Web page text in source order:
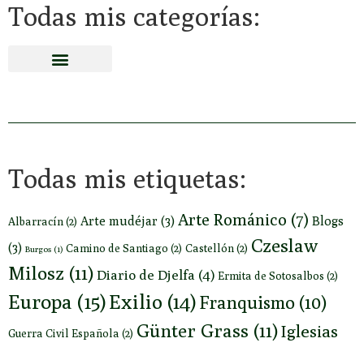
Todas mis categorías:
Todas mis etiquetas:
Albarracín(2) Arte mudéjar (3) Arte Románico (7) Blogs
(3) Burgos (1) Camino de Santiago (2) Castellón(2) Czeslaw
Milosz (11) Diario de Djelfa (4) Ermita de Sotosalbos (2)
Europa (15)Exilio (14)Franquismo (10)
Guerra Civil Española (2) Günter Grass (11)Iglesias